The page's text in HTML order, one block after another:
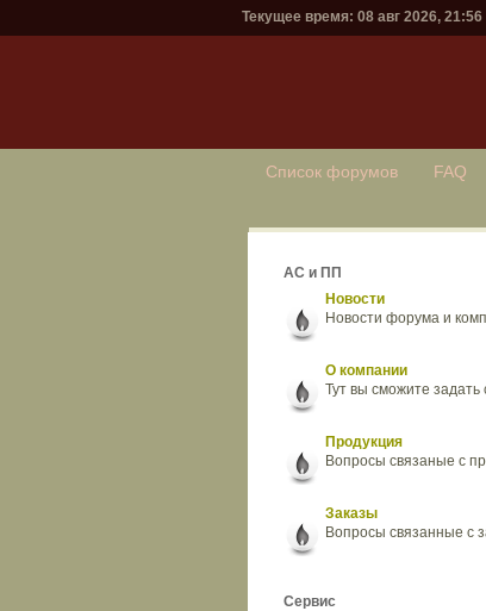
Текущее время: 08 авг 2026, 21:56
Список форумов FAQ
АС и ПП
Новости
Новости форума и
О компании
Тут вы сможите
Продукция
Вопросы связаные с
Заказы
Вопросы связанные с
Сервис